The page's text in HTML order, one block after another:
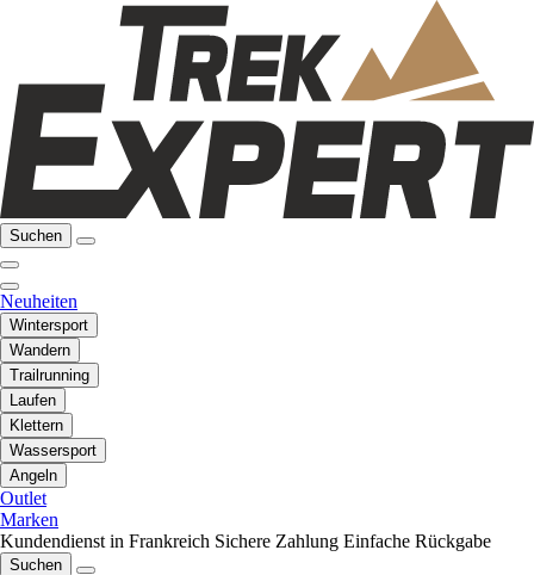
Suchen
Neuheiten
Wintersport
Wandern
Trailrunning
Laufen
Klettern
Wassersport
Angeln
Outlet
Marken
Kundendienst in Frankreich Sichere Zahlung Einfache Rückgabe
Suchen